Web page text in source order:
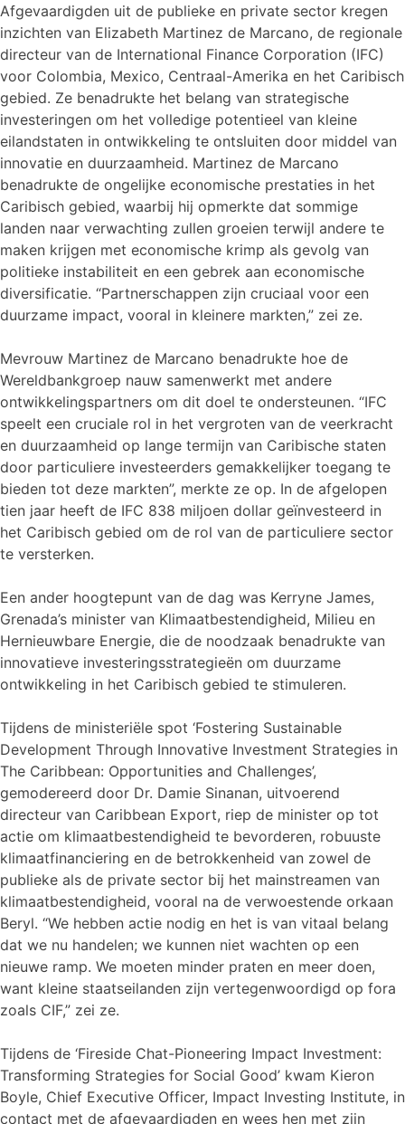
Afgevaardigden uit de publieke en private sector kregen
inzichten van Elizabeth Martinez de Marcano, de regionale
directeur van de International Finance Corporation (IFC)
voor Colombia, Mexico, Centraal-Amerika en het Caribisch
gebied. Ze benadrukte het belang van strategische
investeringen om het volledige potentieel van kleine
eilandstaten in ontwikkeling te ontsluiten door middel van
innovatie en duurzaamheid. Martinez de Marcano
benadrukte de ongelijke economische prestaties in het
Caribisch gebied, waarbij hij opmerkte dat sommige
landen naar verwachting zullen groeien terwijl andere te
maken krijgen met economische krimp als gevolg van
politieke instabiliteit en een gebrek aan economische
diversificatie. “Partnerschappen zijn cruciaal voor een
duurzame impact, vooral in kleinere markten,” zei ze.
Mevrouw Martinez de Marcano benadrukte hoe de
Wereldbankgroep nauw samenwerkt met andere
ontwikkelingspartners om dit doel te ondersteunen. “IFC
speelt een cruciale rol in het vergroten van de veerkracht
en duurzaamheid op lange termijn van Caribische staten
door particuliere investeerders gemakkelijker toegang te
bieden tot deze markten”, merkte ze op. In de afgelopen
tien jaar heeft de IFC 838 miljoen dollar geïnvesteerd in
het Caribisch gebied om de rol van de particuliere sector
te versterken.
Een ander hoogtepunt van de dag was Kerryne James,
Grenada’s minister van Klimaatbestendigheid, Milieu en
Hernieuwbare Energie, die de noodzaak benadrukte van
innovatieve investeringsstrategieën om duurzame
ontwikkeling in het Caribisch gebied te stimuleren.
Tijdens de ministeriële spot ‘Fostering Sustainable
Development Through Innovative Investment Strategies in
The Caribbean: Opportunities and Challenges’,
gemodereerd door Dr. Damie Sinanan, uitvoerend
directeur van Caribbean Export, riep de minister op tot
actie om klimaatbestendigheid te bevorderen, robuuste
klimaatfinanciering en de betrokkenheid van zowel de
publieke als de private sector bij het mainstreamen van
klimaatbestendigheid, vooral na de verwoestende orkaan
Beryl. “We hebben actie nodig en het is van vitaal belang
dat we nu handelen; we kunnen niet wachten op een
nieuwe ramp. We moeten minder praten en meer doen,
want kleine staatseilanden zijn vertegenwoordigd op fora
zoals CIF,” zei ze.
Tijdens de ‘Fireside Chat-Pioneering Impact Investment:
Transforming Strategies for Social Good’ kwam Kieron
Boyle, Chief Executive Officer, Impact Investing Institute, in
contact met de afgevaardigden en wees hen met zijn